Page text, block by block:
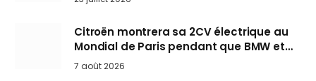
Citroën montrera sa 2CV électrique au
Mondial de Paris pendant que BMW et
Mini désertent le salon
7 août 2026